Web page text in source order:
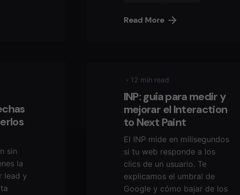
Read More
sin
la
lead y
12 min read
INP: guía para medir y
mejorar el Interaction
to Next Paint
El INP mide en milisegundos
si tu web responde a los
clics de un usuario. Te
explicamos el umbral de
Google y cómo bajar de los